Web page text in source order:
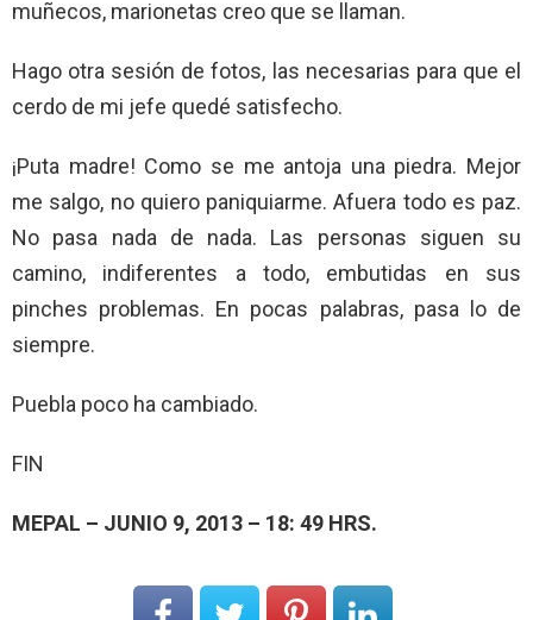
muñecos, marionetas creo que se llaman.
Hago otra sesión de fotos, las necesarias para que el
cerdo de mi jefe quedé satisfecho.
¡Puta madre! Como se me antoja una piedra. Mejor
me salgo, no quiero paniquiarme. Afuera todo es paz.
No pasa nada de nada. Las personas siguen su
camino, indiferentes a todo, embutidas en sus
pinches problemas. En pocas palabras, pasa lo de
siempre.
Puebla poco ha cambiado.
FIN
MEPAL – JUNIO 9, 2013 – 18: 49 HRS.